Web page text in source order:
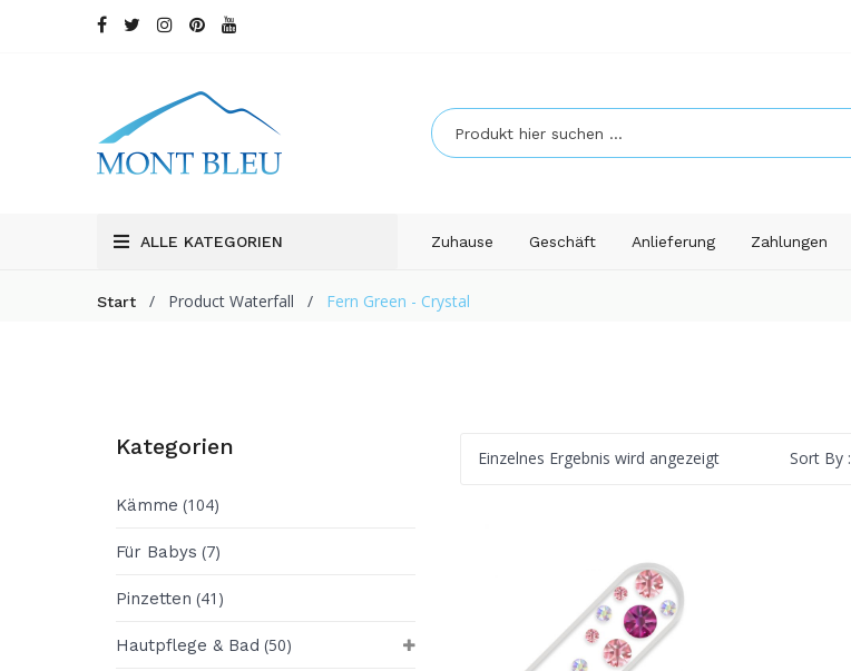
ALLE KATEGORIEN Zuhause Geschäft Anlieferung Zahlungen
Start / Product Waterfall / Fern Green - Crystal
Kategorien
Kämme (104)
Für Babys (7)
Pinzetten (41)
Hautpflege & Bad (50)
Einzelnes Ergebnis wird angezeigt Sort By :